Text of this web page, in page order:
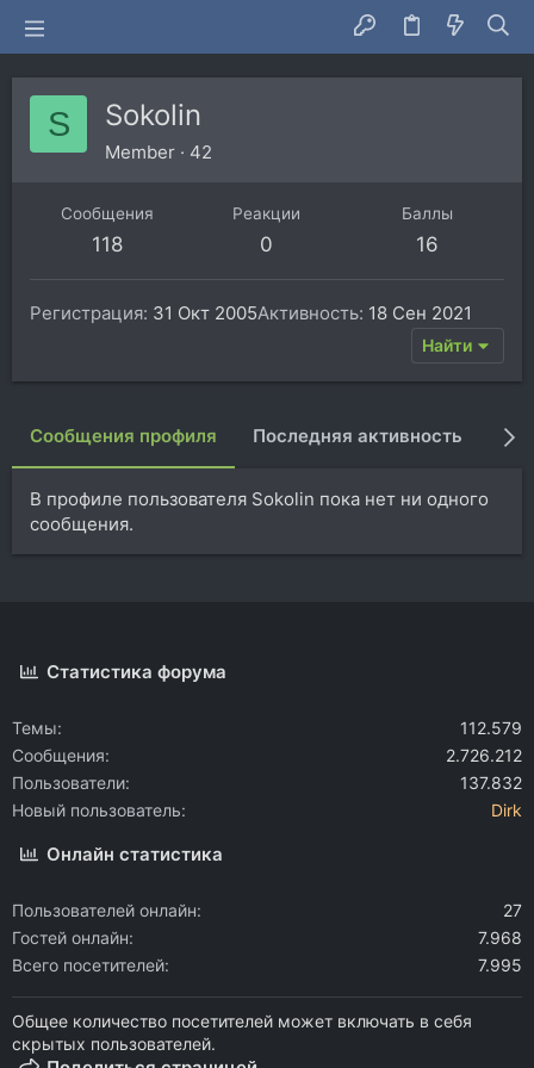
S Sokolin
Member · 42
Сообщения
118
Реакции
0
Баллы
16
Регистрация 31 Окт 2005Активность 18 Сен 2021
Найти
Сообщения профиля Последняя активность
В профиле пользователя Sokolin пока нет ни одного
сообщения.
Статистика форума
Темы
112.579
Сообщения
2.726.212
Пользователи
137.832
Новый пользователь
Dirk
Онлайн статистика
Пользователей онлайн
27
Гостей онлайн
7.968
Всего посетителей
7.995
Общее количество посетителей может включать в себя
скрытых пользователей.